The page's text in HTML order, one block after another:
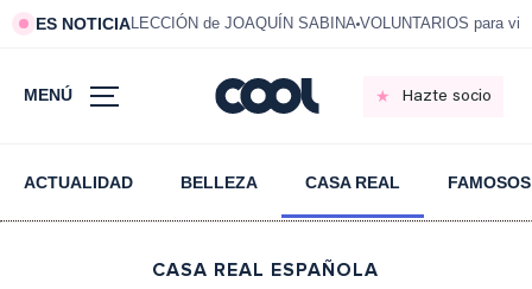
ES NOTICIALECCIÓN de JOAQUÍN SABINA VOLUNTARIOS para
MENÚ Hazte socio
ACTUALIDAD BELLEZA CASA REAL FAMOSOS
CASA REAL ESPAÑOLA